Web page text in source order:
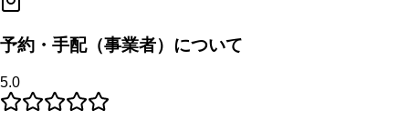
予約・手配（事業者）について
5.0